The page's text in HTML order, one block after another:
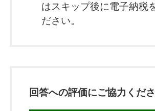
はスキップ後に電子納税
ださい。
回答への評価にご協力くださ